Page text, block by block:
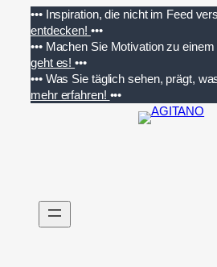
Inhalt
springen
••• Inspiration, die nicht im Feed
entdecken! •••
••• Machen Sie Motivation zu einem
geht es!•••
••• Was Sie täglich sehen, prägt,
mehr erfahren! •••